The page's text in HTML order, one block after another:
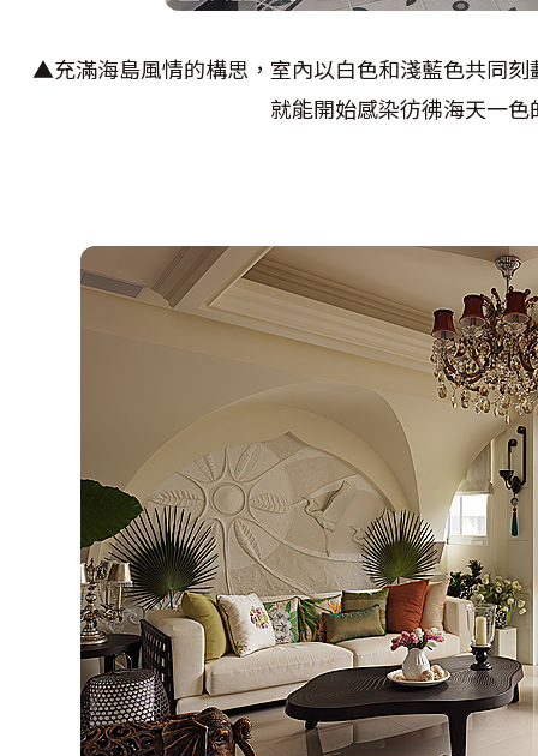
▲充滿海島風情的構思，室內以白色和淺藍色共同
就能開始感染彷彿海天一色